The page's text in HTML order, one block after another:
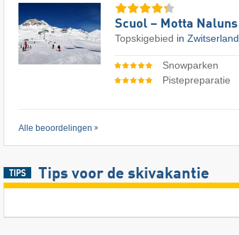
Scuol – Motta Naluns
Topskigebied in Zwitserland
Snowparken
Pistepreparatie
Alle beoordelingen
Tips voor de skivakantie